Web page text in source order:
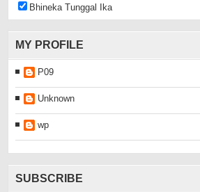
Bhineka Tunggal Ika
MY PROFILE
P09
Unknown
wp
SUBSCRIBE